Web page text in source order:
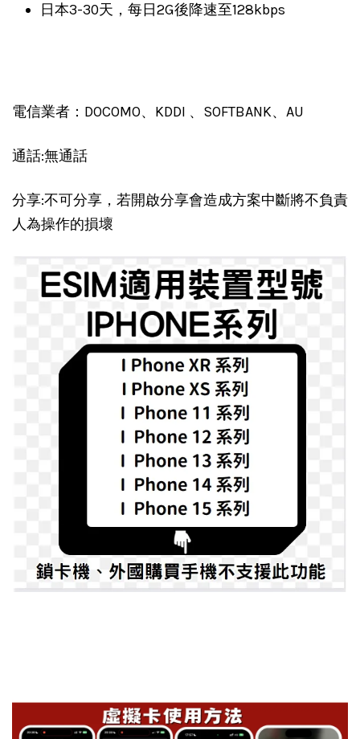
日本3-30天，每日2G後降速至128kbps
電信業者：DOCOMO、KDDI 、SOFTBANK、AU
通話:無通話
分享:不可分享，若開啟分享會造成方案中斷將不負責
人為操作的損壞